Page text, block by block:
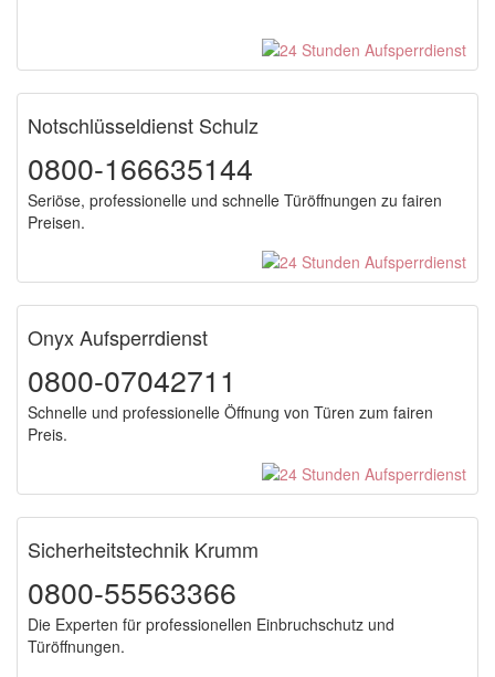
Notschlüsseldienst Schulz
0800-166635144
Seriöse, professionelle und schnelle Türöffnungen zu fairen
Preisen.
Onyx Aufsperrdienst
0800-07042711
Schnelle und professionelle Öffnung von Türen zum fairen
Preis.
Sicherheitstechnik Krumm
0800-55563366
Die Experten für professionellen Einbruchschutz und
Türöffnungen.